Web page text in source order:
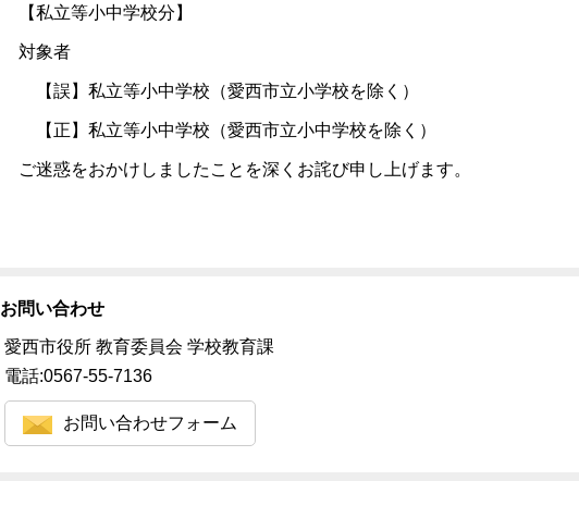
【私立等小中学校分】
対象者
【誤】私立等小中学校（愛西市立小学校を除く）
【正】私立等小中学校（愛西市立小中学校を除く）
ご迷惑をおかけしましたことを深くお詫び申し上げます。
お問い合わせ
愛西市役所 教育委員会 学校教育課
電話:0567-55-7136
お問い合わせフォーム